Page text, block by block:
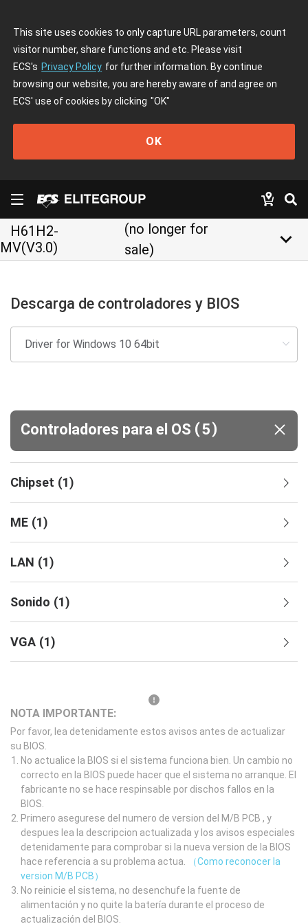
This site uses cookies to only capture URL parameters, count
visitor number, share functions and etc. Please visit
ECS's Privacy Policy for further information. By continue
browsing our website, you are hereby aware of and agree on
ECS' use of cookies by clicking "OK"
OK
H61H2-
MV(V3.0)
(no longer for
sale)
keyboard_arrow_down
Descarga de controladores y BIOS
Controladores para el OS (5)
Chipset (1)
ME (1)
LAN (1)
Sonido (1)
VGA (1)
NOTA IMPORTANTE:
Por favor, lea detenidamente estos avisos antes de actualizar
su BIOS.
No actualice la BIOS si el sistema funciona bien. Un cambio no
correcto en la BIOS puede hacer que el sistema no arranque. El
fabricante no se hace respinsable por dischos fallos en la
BIOS.
Primero asegurese del numero de version del M/B PCB , y
despues lea la descripcion actualizada y los avisos especiales
detenidamente para comprobar si la nueva version de la BIOS
hace referencia a su problema actua.
（Como reconocer la
version M/B PCB）
No reinicie el sistema, no desenchufe la fuente de
alimentación y no quite la batería durante el proceso de
actualización del BIOS.